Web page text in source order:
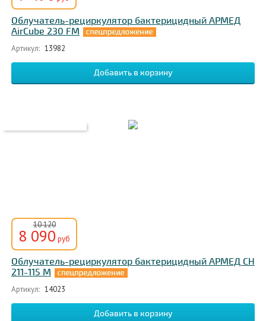
Облучатель-рециркулятор бактерицидный АРМЕД
AirCube 230 FM
Артикул: 13982
10 120
8 090 руб
Облучатель-рециркулятор бактерицидный АРМЕД СН
211-115 М
Артикул: 14023